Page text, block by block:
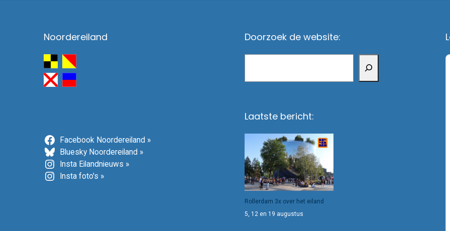
Noordereiland
Facebook Noordereiland »
Bluesky Noordereiland »
Insta Eilandnieuws »
Insta foto's »
Doorzoek de website:
Laatste bericht:
Rollerdam 3x over het eiland
5, 12 en 19 augustus